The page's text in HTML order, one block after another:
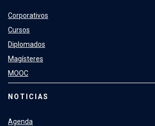
Corporativos
Cursos
Diplomados
Magísteres
MOOC
NOTICIAS
Agenda